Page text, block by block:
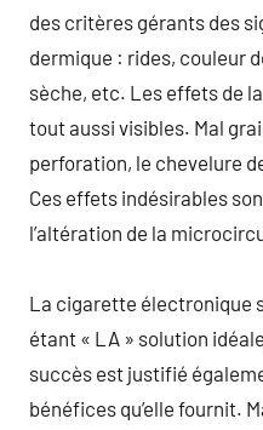
des critères gérants des
dermique : rides, couleur
sèche, etc. Les effets de
tout aussi visibles. Mal
perforation, le chevelure
Ces effets indésirables
l’altération de la
La cigarette électronique
étant « LA » solution
succès est justifié
bénéfices qu’elle fournit.